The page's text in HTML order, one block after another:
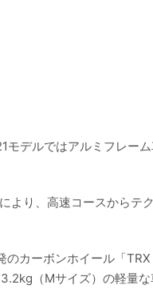
モデルではアルミフレー
より、高速コースからテ
のカーボンホイール「
（Mサイズ）の軽量